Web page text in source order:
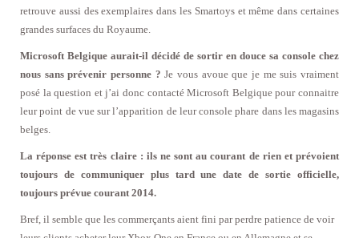
retrouve aussi des exemplaires dans les Smartoys et même dans certaines
grandes surfaces du Royaume.
Microsoft Belgique aurait-il décidé de sortir en douce sa console chez
nous sans prévenir personne ? Je vous avoue que je me suis vraiment
posé la question et j’ai donc contacté Microsoft Belgique pour connaitre
leur point de vue sur l’apparition de leur console phare dans les magasins
belges.
La réponse est très claire : ils ne sont au courant de rien et prévoient
toujours de communiquer plus tard une date de sortie officielle,
toujours prévue courant 2014.
Bref, il semble que les commerçants aient fini par perdre patience de voir